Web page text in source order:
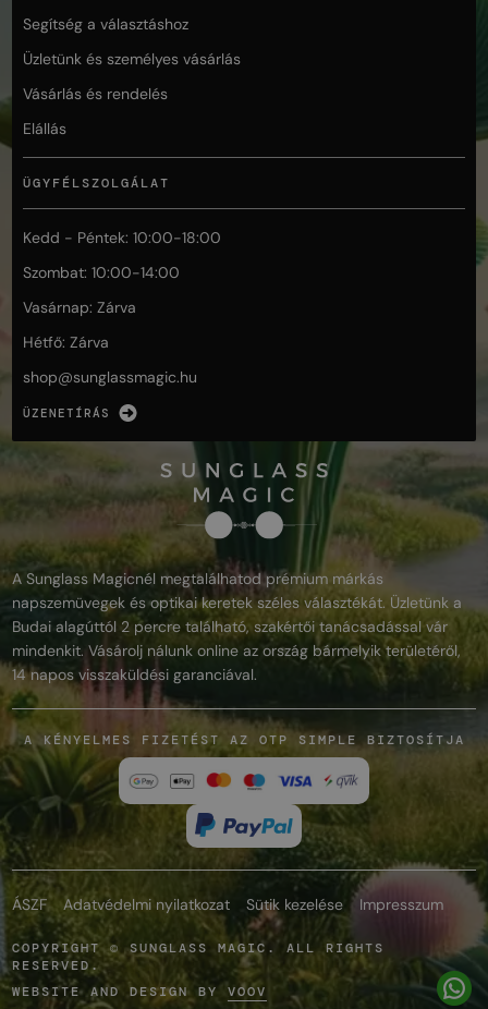
Segítség a választáshoz
Üzletünk és személyes vásárlás
Vásárlás és rendelés
Elállás
ÜGYFÉLSZOLGÁLAT
Kedd - Péntek: 10:00-18:00
Szombat: 10:00-14:00
Vasárnap: Zárva
Hétfő: Zárva
shop@sunglassmagic.hu
ÜZENETÍRÁS
A Sunglass Magicnél megtalálhatod prémium márkás
napszemüvegek és optikai keretek széles választékát. Üzletünk a
Budai alagúttól 2 percre található, szakértői tanácsadással vár
mindenkit. Vásárolj nálunk online az ország bármelyik területéről,
14 napos visszaküldési garanciával.
A KÉNYELMES FIZETÉST AZ OTP SIMPLE BIZTOSÍTJA
ÁSZF Adatvédelmi nyilatkozat Sütik kezelése Impresszum
COPYRIGHT © SUNGLASS MAGIC. ALL RIGHTS
RESERVED.
WEBSITE AND DESIGN BY VOOV